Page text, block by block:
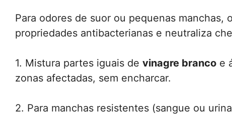
Para odores de suor ou pequenas manchas, o
propriedades antibacterianas e neutraliza
1. Mistura partes iguais de vinagre branco e
zonas afectadas, sem encharcar.
2. Para manchas resistentes (sangue ou